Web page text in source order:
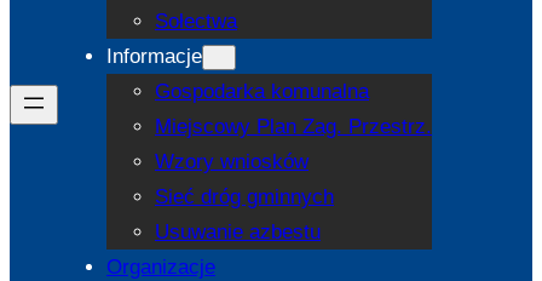
Sołectwa
Informacje
Gospodarka komunalna
Miejscowy Plan Zag. Przestrz.
Wzory wniosków
Sieć dróg gminnych
Usuwanie azbestu
Organizacje